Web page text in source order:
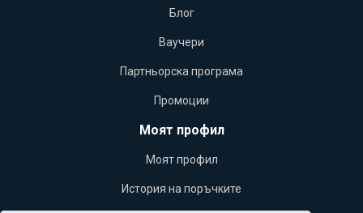
Блог
Ваучери
Партньорска програма
Промоции
Моят профил
Моят профил
История на поръчките